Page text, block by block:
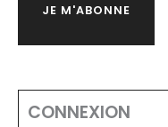
JE M'ABONNE
CONNEXION